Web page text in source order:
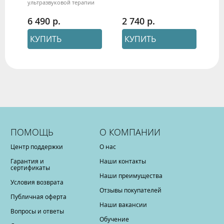
ультразвуковой терапии
6 490
КУПИТЬ
2 740
КУПИТЬ
ПОМОЩЬ
Центр поддержки
Гарантия и
сертификаты
Условия возврата
Публичная оферта
Вопросы и ответы
О КОМПАНИИ
О нас
Наши контакты
Наши преимущества
Отзывы покупателей
Наши вакансии
Обучение